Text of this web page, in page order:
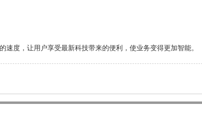
度，让用户享受最新科技带来的便利，使业务变得更加智能。